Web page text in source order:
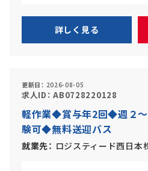
詳しく見る
更新日 2026-08-05
求人ID AB0728220128
軽作業◆賞与年2回◆週２
験可◆無料送迎バス
就業先 ロジスティード西日本